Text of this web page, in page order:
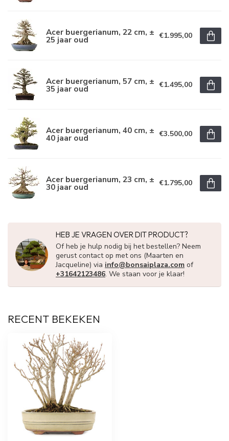
Acer buergerianum, 22 cm, ±
25 jaar oud €1.995,00
Acer buergerianum, 57 cm, ±
35 jaar oud €1.495,00
Acer buergerianum, 40 cm, ±
40 jaar oud €3.500,00
Acer buergerianum, 23 cm, ±
30 jaar oud €1.795,00
HEB JE VRAGEN OVER DIT PRODUCT?
Of heb je hulp nodig bij het bestellen? Neem
gerust contact op met ons (Maarten en
Jacqueline) via info@bonsaiplaza.com of
+31642123486. We staan voor je klaar!
RECENT BEKEKEN